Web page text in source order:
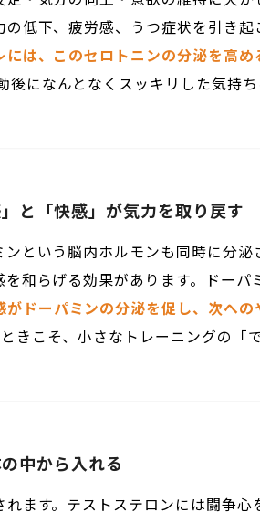
低下、疲労感、うつ症状を引き
は、このセロトニンの分泌を高
後になんとなくスッキリした気持
と「快感」が気力を取り戻す
という脳内ホルモンも同時に分泌
和らげる効果があります。ドー
がドーパミンの分泌を促し、次へ
こそ、小さなトレーニングの「
中から入れる
ます。テストステロンには闘争